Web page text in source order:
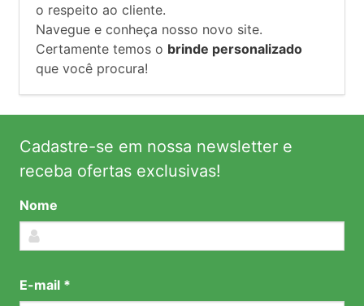
o respeito ao cliente.
Navegue e conheça nosso novo site.
Certamente temos o brinde personalizado
que você procura!
Cadastre-se em nossa newsletter e
receba ofertas exclusivas!
Nome
E-mail *